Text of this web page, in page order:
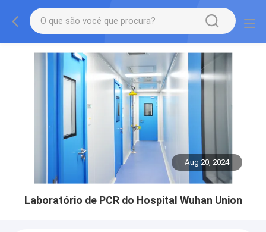
Aug 20, 2024
Laboratório de PCR do Hospital Wuhan Union